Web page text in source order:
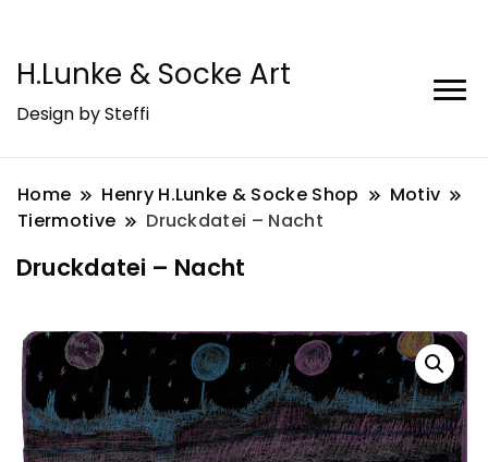
H.Lunke & Socke Art
Design by Steffi
Home Henry H.Lunke & Socke Shop
Motiv
Tiermotive
Druckdatei – Nacht
Druckdatei – Nacht